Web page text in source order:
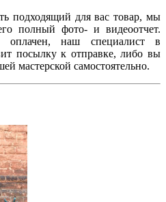
подходящий для вас товар, мы
полный фото- и видеоотчет.
оплачен, наш специалист в
посылку к отправке, либо вы
мастерской самостоятельно.